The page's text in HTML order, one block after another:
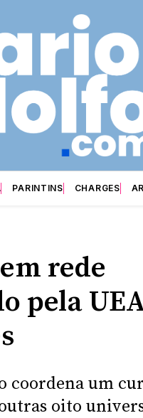
PARINTINS CHARGES
rede
pela
coordena um
oito